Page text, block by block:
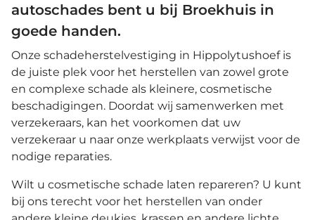
autoschades bent u bij Broekhuis in
goede handen.
Onze schadeherstelvestiging in Hippolytushoef is
de juiste plek voor het herstellen van zowel grote
en complexe schade als kleinere, cosmetische
beschadigingen. Doordat wij samenwerken met
verzekeraars, kan het voorkomen dat uw
verzekeraar u naar onze werkplaats verwijst voor de
nodige reparaties.
Wilt u cosmetische schade laten repareren? U kunt
bij ons terecht voor het herstellen van onder